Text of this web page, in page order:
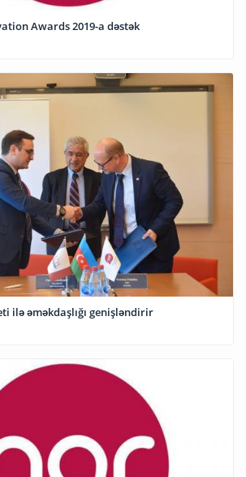
Awards 2019-a dəstək
ilə əməkdaşlığı genişləndirir